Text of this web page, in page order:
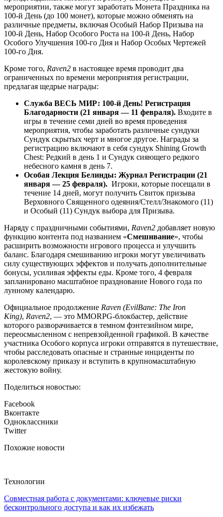
мероприятии, также могут заработать Монета Праздника на
100-й День (до 100 монет), которые можно обменять на
различные предметы, включая Особый Набор Призыва на
100-й День, Набор Особого Роста на 100-й День, Набор
Особого Улучшения 100-го Дня и Набор Особых Чертежей
100-го Дня.
Кроме того, Raven2 в настоящее время проводит два
ограниченных по времени мероприятия регистрации,
предлагая щедрые награды:
Служба ВЕСЬ МИР: 100-й День! Регистрация
Благодарности (21 января — 11 февраля). Входите в
игры в течение семи дней во время проведения
мероприятия, чтобы заработать различные сундуки
Сундук скрытых черт и многое другое. Награды за
регистрацию включают в себя сундук Shining Growth
Chest: Редкий в день 1 и Сундук сияющего редкого
небесного камня в день 7.
Особая Лекция Белинды: Журнал Регистрации (21
января — 25 февраля). Игроки, которые посещали в
течение 14 дней, могут получить Свиток призыва
Верховного Священного одеяния/Стелл/Знакомого (11)
и Особый (11) Сундук выбора для Призыва.
Наряду с праздничными событиями, Raven2 добавляет новую
функцию контента под названием «Смешивание», чтобы
расширить возможности игрового процесса и улучшить
баланс. Благодаря смешиванию игроки могут увеличивать
силу существующих эффектов и получать дополнительные
бонусы, усиливая эффекты еды. Кроме того, 4 февраля
запланировано масштабное празднование Нового года по
лунному календарю.
Официальное продолжение Raven (EvilBane: The Iron
King), Raven2, — это MMORPG-блокбастер, действие
которого разворачивается в темном фэнтезийном мире,
переосмысленном с непревзойденной графикой. В качестве
участника Особого корпуса игроки отправятся в путешествие,
чтобы расследовать опасные и странные инциденты по
королевскому приказу и вступить в крупномасштабную
жестокую войну.
Поделиться новостью:
Facebook
Вконтакте
Одноклассники
Twitter
Похожие новости
Технологии
Совместная работа с документами: ключевые риски
бесконтрольного доступа и как их избежать